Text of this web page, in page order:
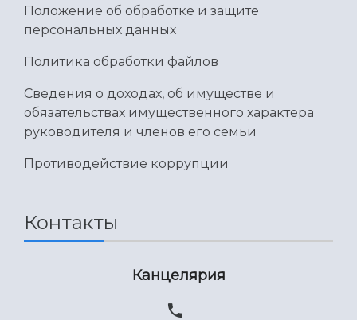
Положение об обработке и защите
персональных данных
Политика обработки файлов
Сведения о доходах, об имуществе и
обязательствах имущественного характера
руководителя и членов его семьи
Противодействие коррупции
Контакты
Канцелярия